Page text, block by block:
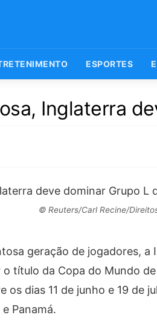
ESPORTES
Inglaterra
© Reuters/Carl Recine/
geração de jogadores,
título da Copa do Mundo
os dias 11 de junho e 19 de
Panamá.